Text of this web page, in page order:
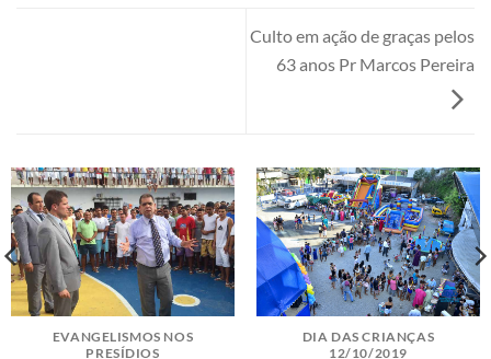
Culto em ação de graças pelos
63 anos Pr Marcos Pereira
EVANGELISMOS NOS
PRESÍDIOS
DIA DAS CRIANÇAS
12/10/2019